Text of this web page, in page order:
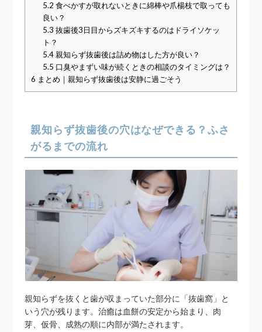
5.2 食べかすが取れないときに綿棒や爪楊枝で取っても
良い？
5.3 抜歯後3日目からズキズキするのはドライソケッ
ト？
5.4親知らず抜歯後は詰め物はした方が良い？
5.5 口臭やまずい味が続くときの相談のタイミングは？
6 まとめ｜親知らず抜歯後は安静に過ごそう
親知らず抜歯後の穴はなぜできる？ふさ
がるまでの流れ
親知らずを抜くと歯が収まっていた部分に「抜歯窩」と
いう穴が残ります。治癒は血餅の安定から始まり、肉
芽、仮骨、成熟の順に内部が満たされます。